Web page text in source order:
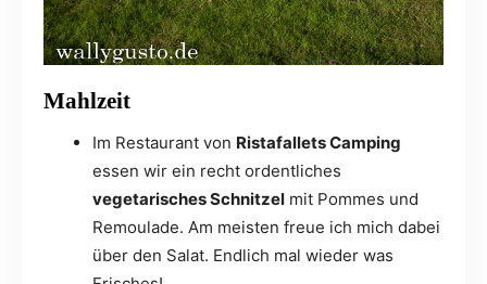
Mahlzeit
Im Restaurant von Ristafallets Camping
essen wir ein recht ordentliches
vegetarisches Schnitzel mit Pommes und
Remoulade. Am meisten freue ich mich dabei
über den Salat. Endlich mal wieder was